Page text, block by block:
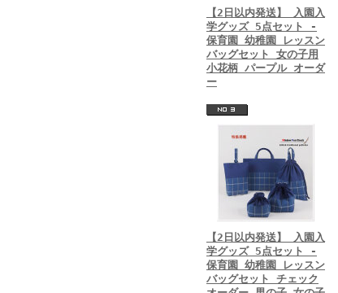
【2日以内発送】 入園入
学グッズ 5点セット -
保育園 幼稚園 レッスン
バッグセット 女の子用
小花柄 パープル オーダ
ー
【2日以内発送】 入園入
学グッズ 5点セット -
保育園 幼稚園 レッスン
バッグセット チェック